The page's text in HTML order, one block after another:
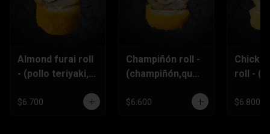
Almond furai roll
- (pollo teriyaki,
crema,almendra
$6.700
Champiñón roll -
(champiñón,ques
$6.600
roll -
piñón)
$6.800